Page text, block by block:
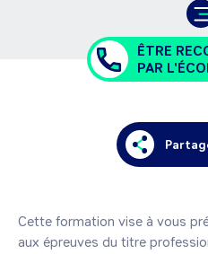
ÊTRE
PAR
Cette formation vise à vous
aux épreuves du titre